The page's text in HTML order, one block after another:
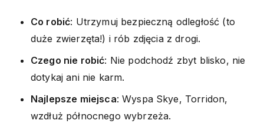
Co robić: Utrzymuj bezpieczną odległość (to
duże zwierzęta!) i rób zdjęcia z drogi.
Czego nie robić: Nie podchodź zbyt blisko, nie
dotykaj ani nie karm.
Najlepsze miejsca: Wyspa Skye, Torridon,
wzdłuż północnego wybrzeża.